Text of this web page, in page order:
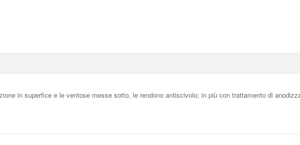
in superfice e le ventose messe sotto, le rendono antiscivolo; in più con trattamento di